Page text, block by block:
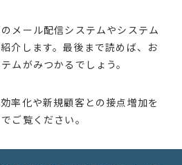
メール配信システムやシステム
介します。最後まで読めば、お
ムがみつかるでしょう。
率化や新規顧客との接点増加を
ご覧ください。